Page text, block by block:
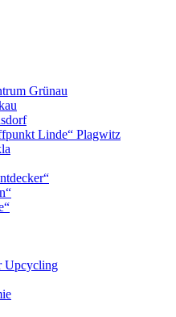
Grünau
Linde“ Plagwitz
Upcycling